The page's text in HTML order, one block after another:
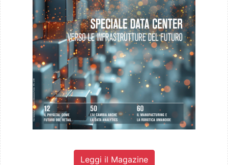
Leggi il Magazine